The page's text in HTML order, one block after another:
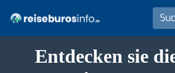
Entdecken sie